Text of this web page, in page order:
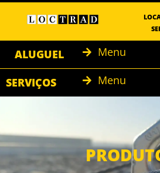
ALUGUEL Menu
SERVIÇOS Menu